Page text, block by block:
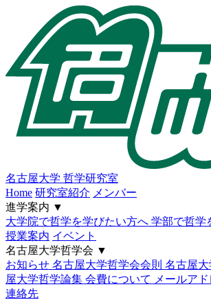
名古屋大学 哲学研究室
Home 研究室紹介 メンバー
進学案内 ▼
大学院で哲学を学びたい方へ 学部で哲学
授業案内 イベント
名古屋大学哲学会 ▼
お知らせ 名古屋大学哲学会会則 名古屋
屋大学哲学論集 会費について メールア
連絡先